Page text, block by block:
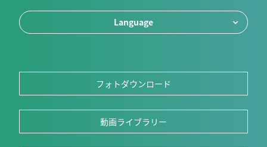
Language
フォトダウンロード
動画ライブラリー